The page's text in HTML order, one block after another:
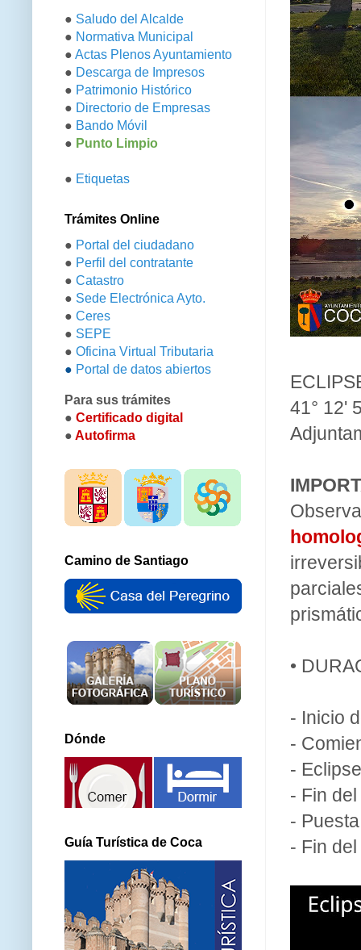
41° 12'
•
- Inicio
-
-
- Fin
-
- Fin
● Saludo del Alcalde
● Normativa Municipal
● Actas Plenos Ayuntamiento
● Descarga de Impresos
● Patrimonio Histórico
● Directorio de Empresas
● Bando Móvil
● Punto Limpio
● Etiquetas
Trámites Online
● Portal del ciudadano
● Perfil del contratante
● Catastro
● Sede Electrónica Ayto.
● Ceres
● SEPE
● Oficina Virtual Tributaria
● Portal de datos abiertos
Para sus trámites
● Certificado digital
● Autofirma
Camino de Santiago
Dónde
Guía Turística de Coca